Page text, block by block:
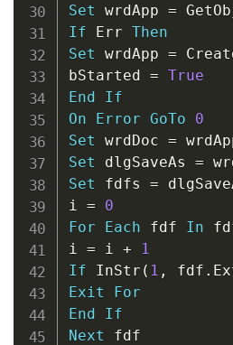
Set wrdApp =
If Err Then
Set wrdApp =
bStarted = True
End
If
On
Error GoTo
0
Set wrdDoc =
Set dlgSaveAs =
Set fdfs =
i =
0
For
Each fdf In
i = i +
1
If InStr ( 1 , fdf .
Exit
For
End
If
Next fdf